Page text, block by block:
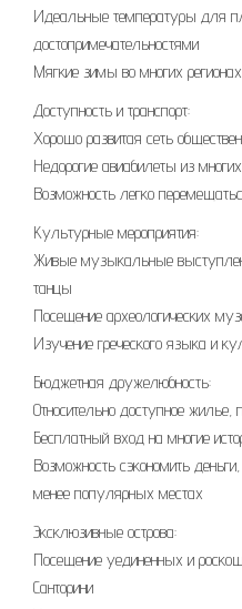
Идеальные температуры для
достопримечательностями
Мягкие зимы во многих регионах
Доступность и транспорт:
Хорошо развитая сеть
Недорогие авиабилеты из
Возможность легко
Культурные мероприятия:
Живые музыкальные
танцы
Посещение археологических
Изучение греческого языка и
Бюджетная дружелюбность:
Относительно доступное жилье,
Бесплатный вход на многие
Возможность сэкономить
менее популярных местах
Эксклюзивные острова:
Посещение уединенных и
Санторини